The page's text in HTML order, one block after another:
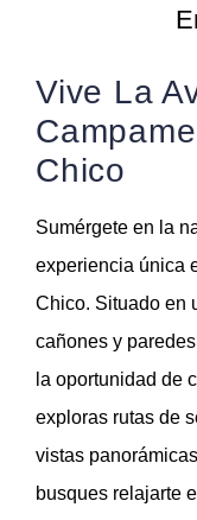
Vive La
Chico
Sumérgete en la
experiencia única
Chico. Situado en
cañones y
la oportunidad de
exploras rutas de
vistas
busques relajarte